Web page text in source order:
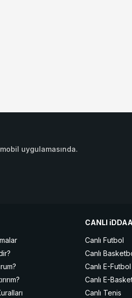
uygulamasında.
CANLI iDDAA
Canlı Futbol
Canlı
Canlı E-Futbol
Canlı E-
Canlı Tenis